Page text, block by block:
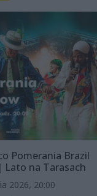
Pomerania Brazil
Lato na Tarasach
2026, 20:00